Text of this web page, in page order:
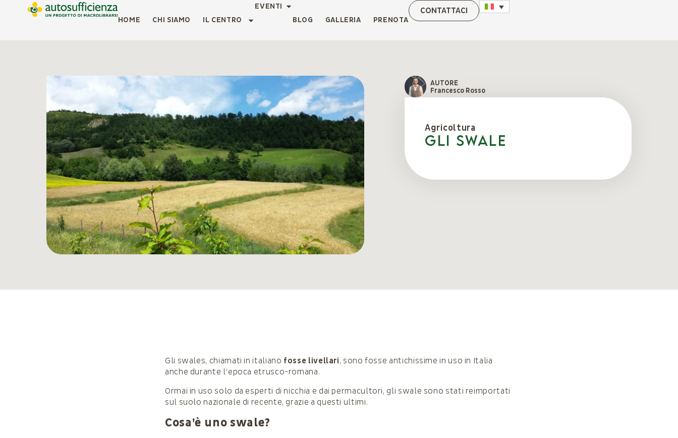
HOME CHI SIAMO IL CENTRO
EVENTI
BLOG
GALLERIA PRENOTA
CONTATTACI
AUTORE
Francesco Rosso
Agricoltura
Gli Swale
Gli swales, chiamati in italiano fosse livellari, sono fosse antichissime in uso in Italia
anche durante l’epoca etrusco-romana.
Ormai in uso solo da esperti di nicchia e dai permacultori, gli swale sono stati reimportati
sul suolo nazionale di recente, grazie a questi ultimi.
Cosa’è uno swale?